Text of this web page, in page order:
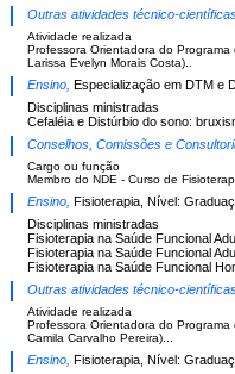
Outras atividades técnico-
Atividade realizada
Professora Orientadora do
Larissa Evelyn Morais Costa)..
Ensino, Especialização em DTM e
Disciplinas ministradas
Cefaléia e Distúrbio do sono:
Conselhos, Comissões e
Cargo ou função
Membro do NDE - Curso de
Ensino, Fisioterapia, Nível:
Disciplinas ministradas
Fisioterapia na Saúde Funcional
Fisioterapia na Saúde Funcional
Fisioterapia na Saúde Funcional
Outras atividades técnico-
Atividade realizada
Professora Orientadora do
Camila Carvalho Pereira)...
Ensino, Fisioterapia, Nível: